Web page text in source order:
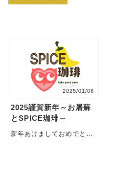
2025/01/06
2025謹賀新年～お屠蘇
とSPICE珈琲～
新年あけましておめでとう